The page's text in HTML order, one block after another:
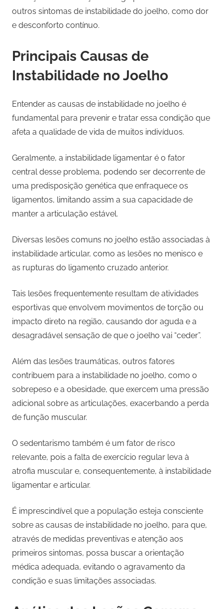
outros sintomas de instabilidade do joelho, como dor
e desconforto contínuo.
Principais Causas de
Instabilidade no Joelho
Entender as causas de instabilidade no joelho é
fundamental para prevenir e tratar essa condição que
afeta a qualidade de vida de muitos indivíduos.
Geralmente, a instabilidade ligamentar é o fator
central desse problema, podendo ser decorrente de
uma predisposição genética que enfraquece os
ligamentos, limitando assim a sua capacidade de
manter a articulação estável.
Diversas lesões comuns no joelho estão associadas à
instabilidade articular, como as lesões no menisco e
as rupturas do ligamento cruzado anterior.
Tais lesões frequentemente resultam de atividades
esportivas que envolvem movimentos de torção ou
impacto direto na região, causando dor aguda e a
desagradável sensação de que o joelho vai “ceder”.
Além das lesões traumáticas, outros fatores
contribuem para a instabilidade no joelho, como o
sobrepeso e a obesidade, que exercem uma pressão
adicional sobre as articulações, exacerbando a perda
de função muscular.
O sedentarismo também é um fator de risco
relevante, pois a falta de exercício regular leva à
atrofia muscular e, consequentemente, à instabilidade
ligamentar e articular.
É imprescindível que a população esteja consciente
sobre as causas de instabilidade no joelho, para que,
através de medidas preventivas e atenção aos
primeiros sintomas, possa buscar a orientação
médica adequada, evitando o agravamento da
condição e suas limitações associadas.